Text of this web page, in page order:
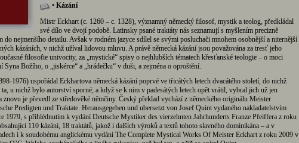
• Kázání
Mistr Eckhart (c. 1260 – c. 1328), významný německý filosof, mystik a teolog, předkládal
své dílo ve dvojí podobě. Latinsky psané traktáty nás seznamují s myšlením precizně
do nejmenšího detailu. Avšak v rodném jazyce sdílel se svými posluchači mnohem osobnější a niternější
kázáních, v nichž užíval lidovou mluvu. A právě německá kázání jsou považována za tresť jeho
filosofie univocity, za „mystické“ spisy o nejhlubších tématech křesťanské teologie – o moci
Syna Božího, o „jiskérce“ a „hrádečku“ v duši, a zejména o oproštění.
1976) uspořádal Eckhartova německá kázání poprvé ve třicátých letech dvacátého století, do nichž
u nichž bylo autorství sporné, a když se k nim v padesátých letech opět vrátil, vybral jich už jen
znovu je převedl ze středověké němčiny. Český překlad vychází z německého originálu Meister
Predigten und Traktate. Herausgegeben und ubersetzt von Josef Quint vydaného nakladatelstvím
1979, s přihlédnutím k vydání Deutsche Mystiker des vierzehnten Jahrhunderts Franze Pfeiffera z roku
110 kázání, 18 traktátů, jakož i dalších výroků a textů tohoto slavného dominikána – a v
i k soudobému anglickému vydání The Complete Mystical Works Of Meister Eckhart z roku 2009 v